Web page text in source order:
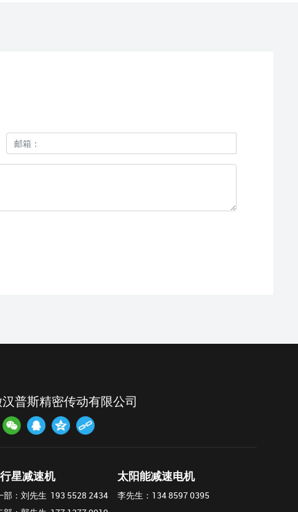
普斯精密传动有限公司
星减速机
部：刘先生 193 5528 2434
太阳能减速电机
李先生： 134 8597 0395